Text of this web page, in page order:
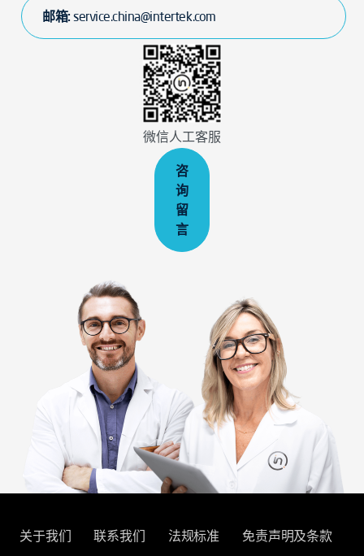
邮箱:service.china@intertek.com
微信人工客服
咨
询
留
言
关于我们 联系我们 法规标准 免责声明及条款